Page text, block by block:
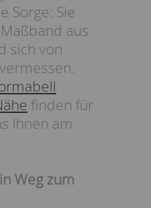
Sorge: Sie
aus
sich von
finden für
Ihnen am
Weg zum